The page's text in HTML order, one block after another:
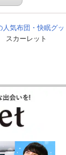
人気布団・快眠グッ
スカーレット